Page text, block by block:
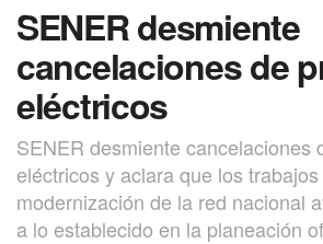
SENER desmiente
cancelaciones de
eléctricos
SENER desmiente cancelaciones
eléctricos y aclara que los
modernización de la red nacional
a lo establecido en la planeación